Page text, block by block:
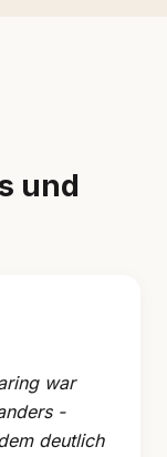
und
war
-
deutlich